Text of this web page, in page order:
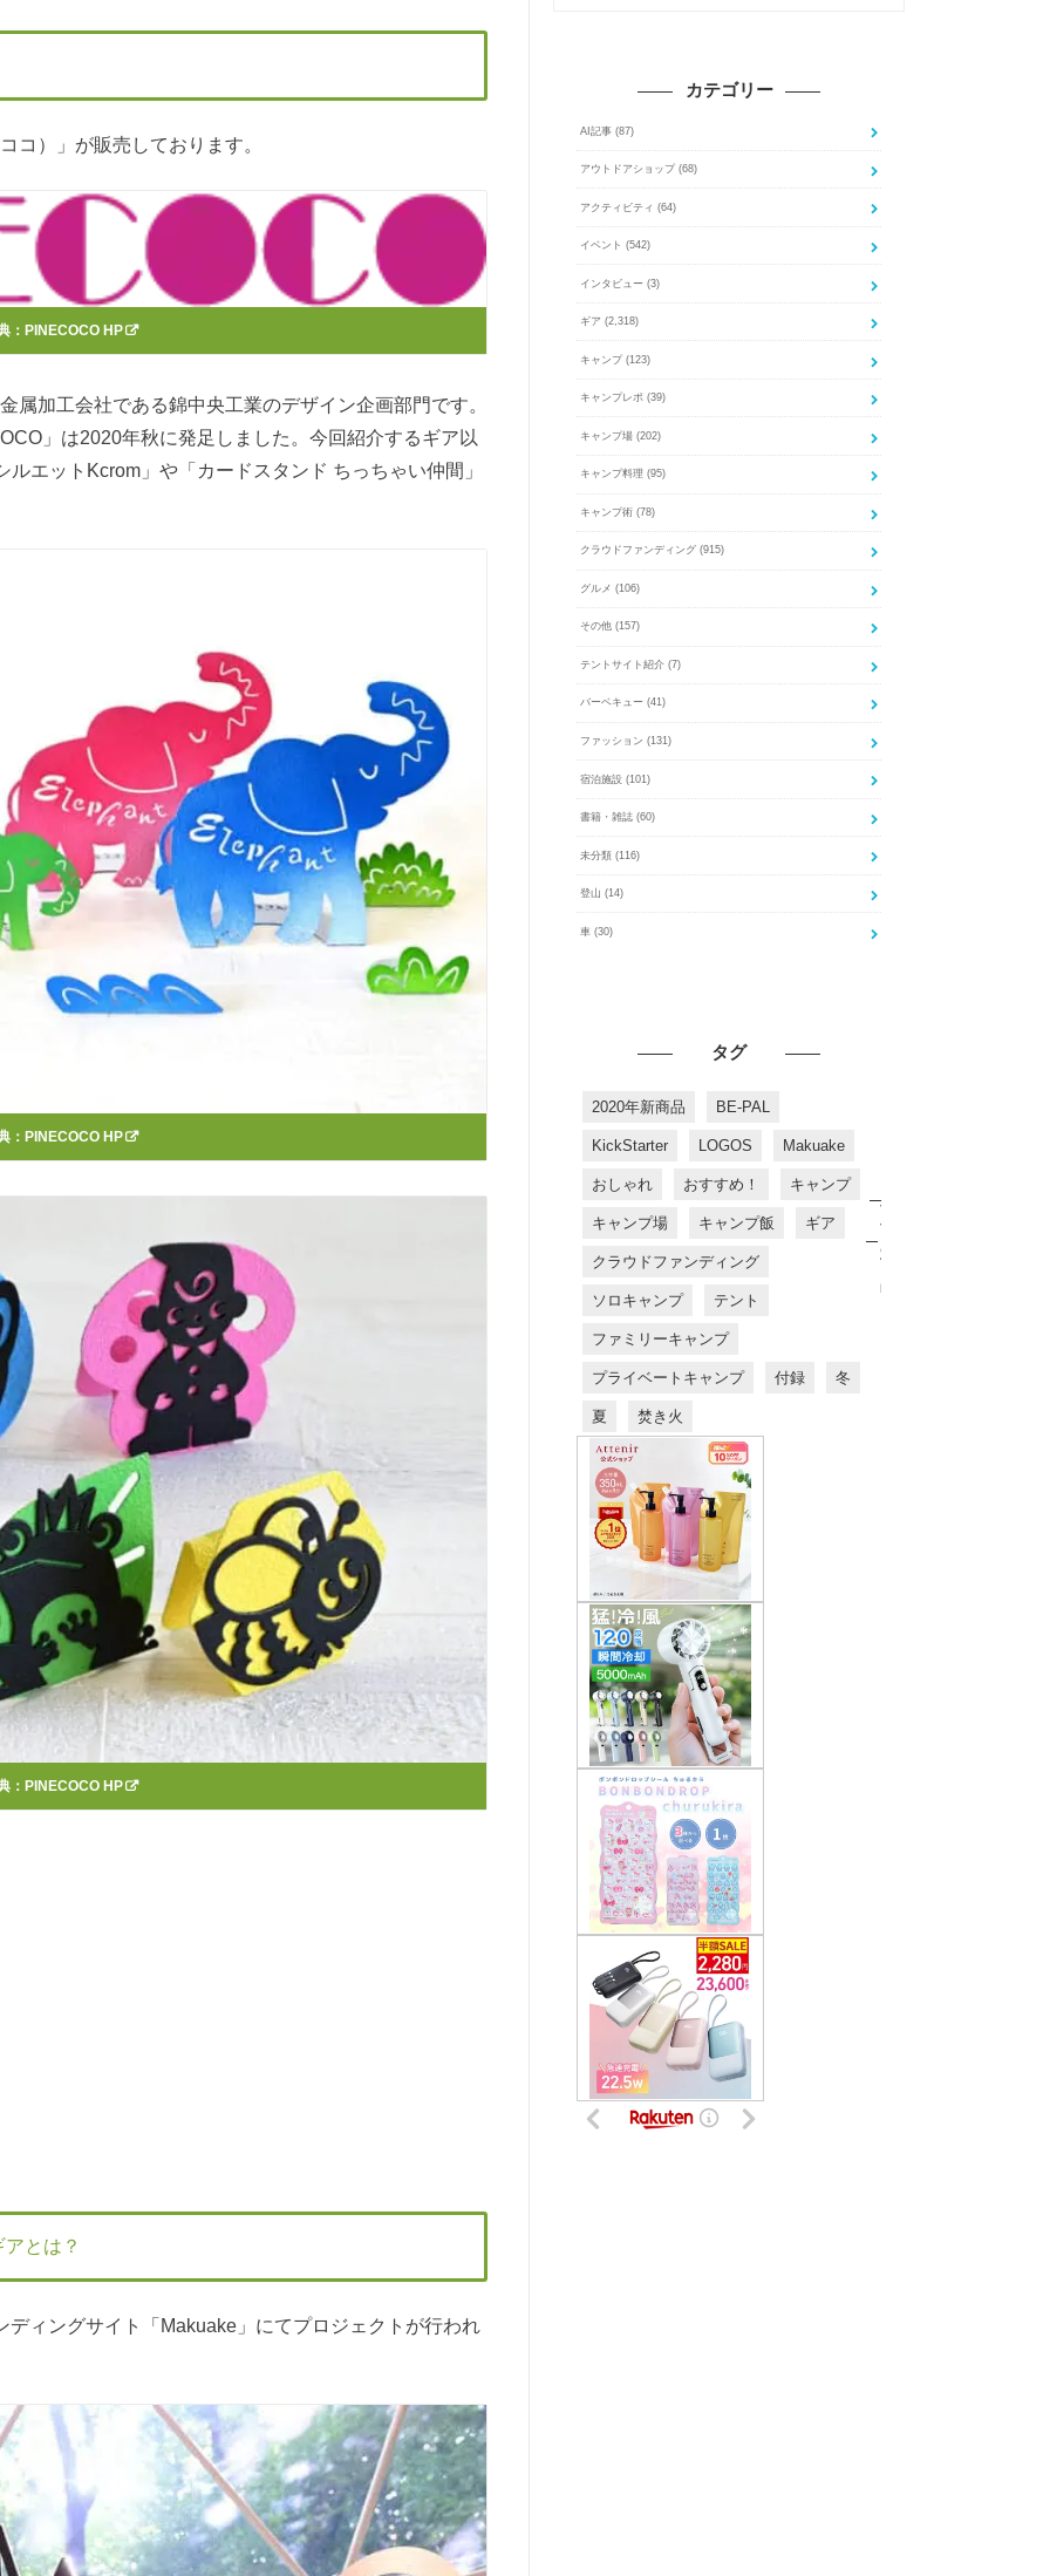
コ）」が販売しております。
： PINECOCO HP
属加工会社である錦中央工業のデザイン企画部門です。
」は2020年秋に発足しました。今回紹介するギア以
エットKcrom」や「カードスタンド ちっちゃい仲間」
： PINECOCO HP
：PINECOCO HP
とは？
ィングサイト「Makuake」にてプロジェクトが行われ
カテゴリー
AI記事 (87)
アウトドアショップ (68)
アクティビティ (64)
イベント (542)
インタビュー (3)
ギア (2,318)
キャンプ (123)
キャンプレポ (39)
キャンプ場 (202)
キャンプ料理 (95)
キャンプ術 (78)
クラウドファンディング (915)
グルメ (106)
その他 (157)
テントサイト紹介 (7)
バーベキュー (41)
ファッション (131)
宿泊施設 (101)
書籍・雑誌 (60)
未分類 (116)
登山 (14)
車 (30)
タグ
2020年新商品 BE-PAL
KickStarter LOGOS Makuake
おしゃれ おすすめ！ キャンプ
キャンプ場 キャンプ飯 ギア
クラウドファンディング
ソロキャンプ テント
ファミリーキャンプ
プライベートキャンプ 付録 冬
夏 焚き火
す
す
め
商
品